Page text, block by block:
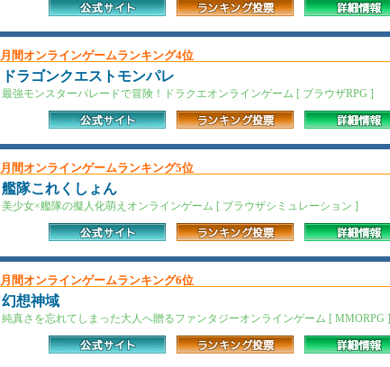
月間オンラインゲームランキング4位
ドラゴンクエストモンパレ
最強モンスターパレードで冒険！ドラクエオンラインゲーム [ ブラウザRPG ]
月間オンラインゲームランキング5位
艦隊これくしょん
美少女×艦隊の擬人化萌えオンラインゲーム [ ブラウザシミュレーション ]
月間オンラインゲームランキング6位
幻想神域
純真さを忘れてしまった大人へ贈るファンタジーオンラインゲーム [ MMORPG ]